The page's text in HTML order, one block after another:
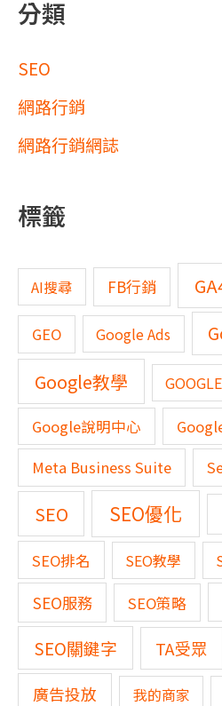
分類
SEO
網路行銷
網路行銷網誌
標籤
AI搜尋 FB行銷
GEO Google Ads
Google教學
Google說明中心
Meta Business Suite
SEO SEO優化
SEO排名 SEO教學
SEO服務 SEO策略
SEO關鍵字 TA受眾
廣告投放
我的商家